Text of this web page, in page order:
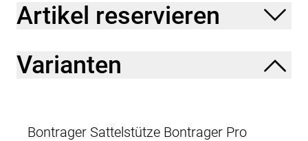
Artikel reservieren
Varianten
Bontrager Sattelstütze Bontrager Pro